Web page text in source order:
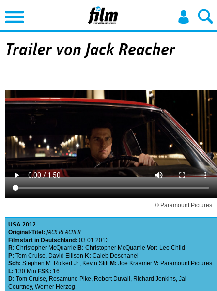
Jump to Navigation
Trailer von Jack Reacher
© Paramount Pictures
USA 2012
Original-Titel: JACK REACHER
Filmstart in Deutschland: 03.01.2013
R: Christopher McQuarrie B: Christopher McQuarrie Vor: Lee Child
P: Tom Cruise, David Ellison K: Caleb Deschanel
Sch: Stephen M. Rickert Jr., Kevin Stitt M: Joe Kraemer V: Paramount Pictures
L: 130 Min FSK: 16
D: Tom Cruise, Rosamund Pike, Robert Duvall , Richard Jenkins, Jai
Courtney, Werner Herzog